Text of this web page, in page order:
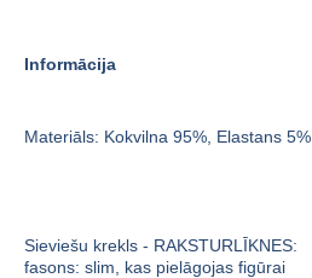
Informācija
Materiāls: Kokvilna 95%, Elastans 5%.
Sieviešu krekls - RAKSTURLĪKNES:
fasons: slim, kas pielāgojas figūrai